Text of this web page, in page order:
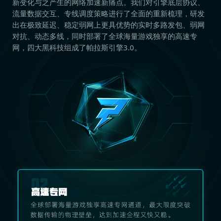
新变化与之产生的网络加速新痛点。我们对引擎底层协议、
流量数据交互、专线调度策略进行了全面的重新梳理，研发
出在极致延迟、稳定弱网上更具优势的实时多路发包、弱网
对抗、动态多线，同时部署了全球海量游戏独享的高速专
网，四大黑科技组成了帕拉斯引擎3.0。